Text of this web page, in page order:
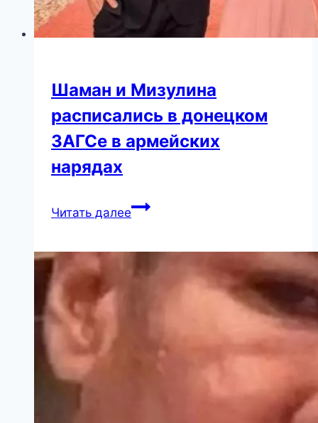
Шаман и Мизулина
расписались в донецком
ЗАГСе в армейских
нарядах
Читать далееШаман
расписались
армейских